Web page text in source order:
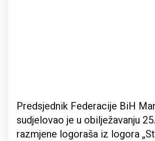
Predsjednik Federacije BiH
sudjelovao je u obilježavanju
razmjene logoraša iz logora